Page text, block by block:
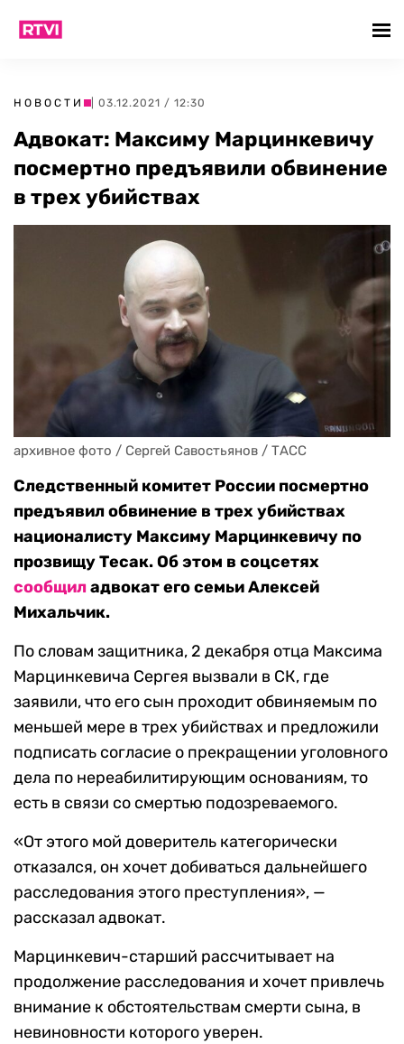
НОВОСТИ | 03.12.2021 / 12:30
Адвокат: Максиму Марцинкевичу
посмертно предъявили обвинение
в трех убийствах
архивное фото / Сергей Савостьянов / ТАСС
Следственный комитет России посмертно
предъявил обвинение в трех убийствах
националисту Максиму Марцинкевичу по
прозвищу Тесак. Об этом в соцсетях
сообщиладвокат его семьи Алексей
Михальчик.
По словам защитника, 2 декабря отца Максима
Марцинкевича Сергея вызвали в СК, где
заявили, что его сын проходит обвиняемым по
меньшей мере в трех убийствах и предложили
подписать согласие о прекращении уголовного
дела по нереабилитирующим основаниям, то
есть в связи со смертью подозреваемого.
«От этого мой доверитель категорически
отказался, он хочет добиваться дальнейшего
расследования этого преступления», —
рассказал адвокат.
Марцинкевич-старший рассчитывает на
продолжение расследования и хочет привлечь
внимание к обстоятельствам смерти сына, в
невиновности которого уверен.